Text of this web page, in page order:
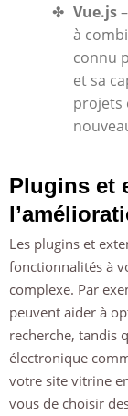
Vue.js
à
connu
et sa
projets
Plugins et
Les plugins et
fonctionnalités à
complexe. Par
peuvent aider à
recherche, tandis
électronique
votre site vitrine
vous de choisir